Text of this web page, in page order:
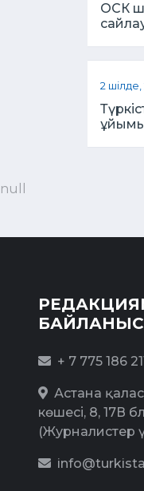
ОСК
2
null
БАЙЛАНЫС
+ 7 775 186
Астана
көшесі, 8, 17В
(Журналистер